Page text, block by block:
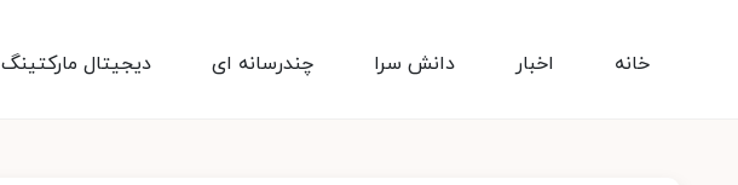
دیجیتال مارکتینگ چندرسانه ای دانش سرا اخبار خانه